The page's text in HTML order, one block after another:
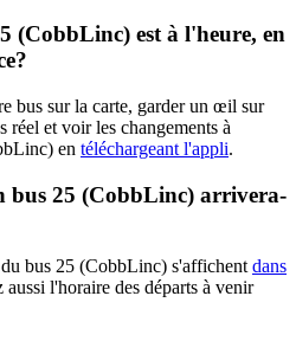
(CobbLinc) est à l'heure, en
bus sur la carte, garder un œil sur
réel et voir les changements à
en téléchargeant l'appli.
bus 25 (CobbLinc) arrivera-
du bus 25 (CobbLinc) s'affichent dans
aussi l'horaire des départs à venir